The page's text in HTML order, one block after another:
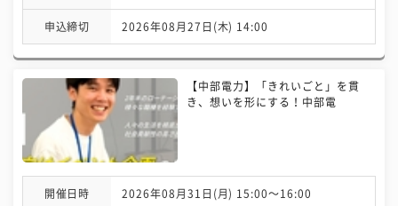
申込締切 2026年08月27日(木) 14:00
【中部電力】「きれいごと」を貫
き、想いを形にする！中部電
開催日時 2026年08月31日(月) 15:00〜16:00